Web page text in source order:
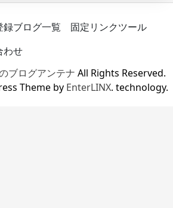
録ブログ一覧
固定リンクツール
わせ
ブログアンテナ All Rights Reserved.
Theme by EnterLINX. technology.